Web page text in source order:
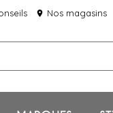
location_on Nos magasins